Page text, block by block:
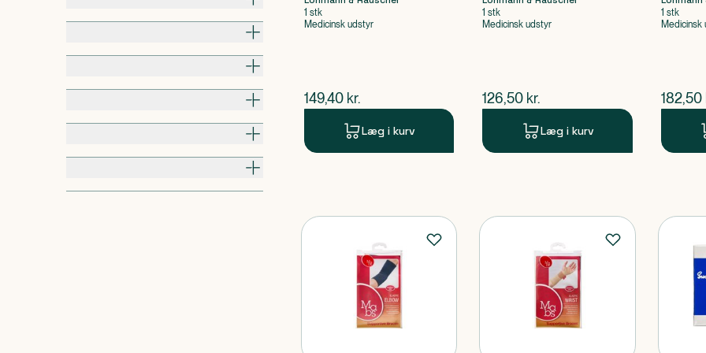
1 stk
Medicinsk udstyr
$nuværende pris
149,40 kr.
Læg i kurv
1 stk
Medicinsk udstyr
$nuværende pris
126,50 kr.
Læg i kurv
1 stk
Medicinsk
$
182,50